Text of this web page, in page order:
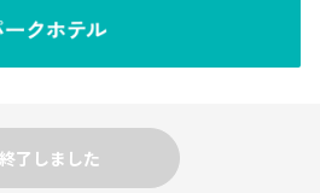
終了しました